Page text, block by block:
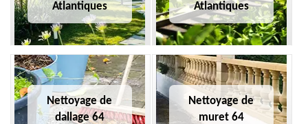
Atlantiques
Atlantiques
Nettoyage de
dallage 64
Nettoyage de
muret 64